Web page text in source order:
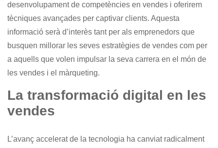
desenvolupament de competències en vendes i oferirem
tècniques avançades per captivar clients. Aquesta
informació serà d’interès tant per als emprenedors que
busquen millorar les seves estratègies de vendes com per
a aquells que volen impulsar la seva carrera en el món de
les vendes i el màrqueting.
La transformació digital en les
vendes
L’avanç accelerat de la tecnologia ha canviat radicalment